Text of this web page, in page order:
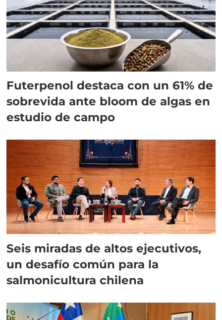
Futerpenol destaca con un 61% de
sobrevida ante bloom de algas en
estudio de campo
Seis miradas de altos ejecutivos,
un desafío común para la
salmonicultura chilena